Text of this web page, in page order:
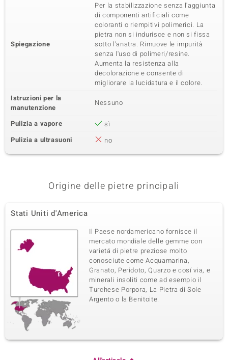
Spiegazione
Per la stabilizzazione senza l'aggiunta
di componenti artificiali come
coloranti o riempitivi polimerici. La
pietra non si indurisce e non si fissa
sotto l'anatra. Rimuove le impurità
senza l'uso di polimeri/resine.
Aumenta la resistenza alla
decolorazione e consente di
migliorare la lucidatura e il colore.
Istruzioni per la
manutenzione
Nessuno
Pulizia a vapore
sì
Pulizia a ultrasuoni
no
Origine delle pietre principali
Stati Uniti d'America
Il Paese nordamericano fornisce il
mercato mondiale delle gemme con
varietá di pietre preziose molto
conosciute come Acquamarina,
Granato, Peridoto, Quarzo e cosí via, e
minerali insoliti come ad esempio il
Turchese Porpora, La Pietra di Sole
Argento o la Benitoite.